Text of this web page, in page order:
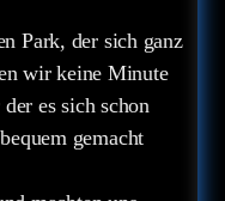
Park, der sich ganz
wir keine Minute
es sich schon
gemacht